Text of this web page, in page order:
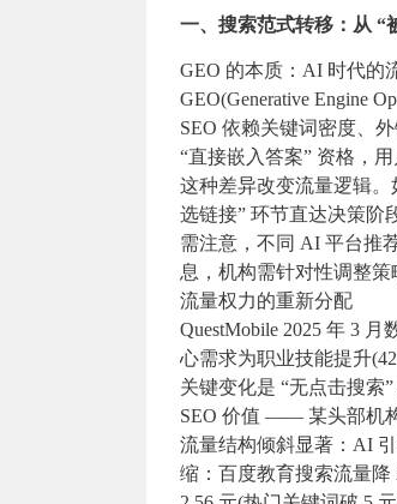
一、搜索范式转移：从 “
GEO 的本质：AI 时代的
GEO(Generative Engine
SEO 依赖关键词密度、
“直接嵌入答案” 资格，用
这种差异改变流量逻辑。
选链接” 环节直达决策阶
需注意，不同 AI 平台推
息，机构需针对性调整策
流量权力的重新分配
QuestMobile 2025 年 3
心需求为职业技能提升
关键变化是 “无点击搜索
SEO 价值 —— 某头部机构
流量结构倾斜显著：AI
缩：百度教育搜索流量降